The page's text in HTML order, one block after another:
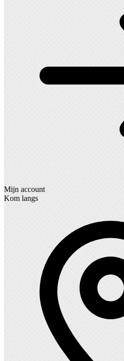
Mijn account
Kom langs